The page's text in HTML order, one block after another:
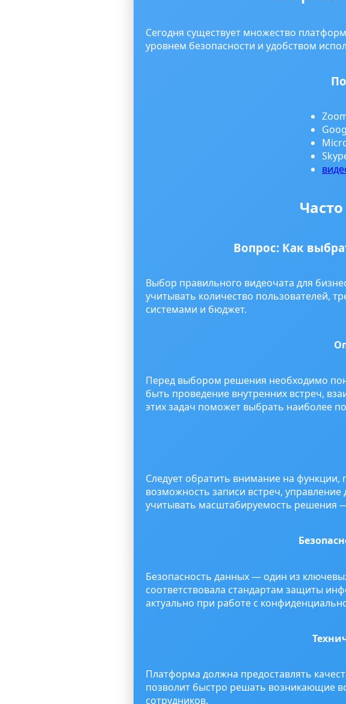
Сегодня существует множество
уровнем безопасности и удобством
Вопрос: Как
Выбор правильного видеочата для
учитывать количество пользователей,
системами и бюджет.
Перед выбором решения необходимо
быть проведение внутренних встреч,
этих задач поможет выбрать наиболее
Следует обратить внимание на
возможность записи встреч,
учитывать масштабируемость решения
Безопасность данных — один из
соответствовала стандартам защиты
актуально при работе с
Платформа должна предоставлять
позволит быстро решать возникающие
сотрудников.